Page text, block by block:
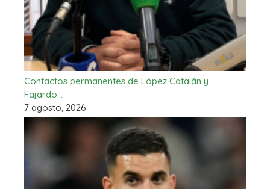
Contactos permanentes de López Catalán y
Fajardo…
7 agosto, 2026